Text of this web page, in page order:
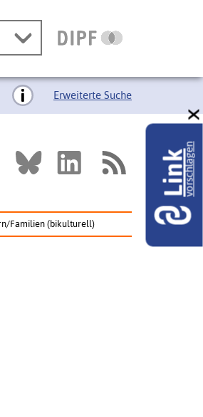
Erweiterte Suche
Familien (bikulturell)
Linkvorschlagen